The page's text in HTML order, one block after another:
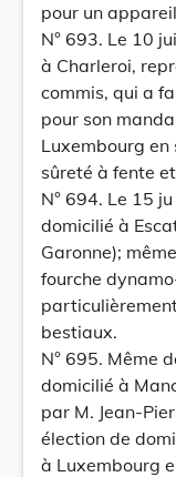
pour un
N° 693. Le 10
à Charleroi,
commis, qui a
pour son
Luxembourg
sûreté à fente
N° 694. Le 15
domicilié à
Garonne);
fourche
bestiaux.
N° 695. Même
domicilié à
par M. Jean-
élection de
à Luxembourg